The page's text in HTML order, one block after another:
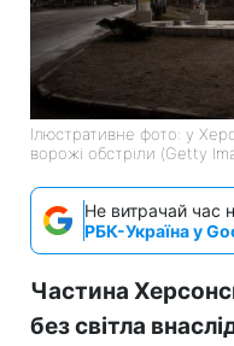
Ілюстративне фото: у
ворожі обстріли (Getty
Не витрачай час
РБК-Україна у
Частина
без світла